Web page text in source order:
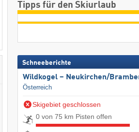
Tipps für den Skiurlaub
Schneeberichte
Wildkogel – Neukirchen/​
Österreich
Skigebiet geschlossen
0 von 75 km Pisten offen